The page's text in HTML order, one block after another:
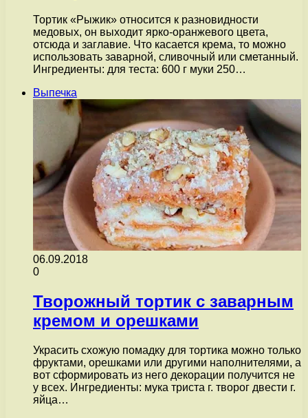
Тортик «Рыжик» относится к разновидности
медовых, он выходит ярко-оранжевого цвета,
отсюда и заглавие. Что касается крема, то можно
использовать заварной, сливочный или сметанный.
Ингредиенты: для теста: 600 г муки 250…
Выпечка
06.09.2018
0
Творожный тортик с заварным
кремом и орешками
Украсить схожую помадку для тортика можно только
фруктами, орешками или другими наполнителями, а
вот сформировать из него декорации получится не
у всех. Ингредиенты: мука триста г. творог двести г.
яйца…